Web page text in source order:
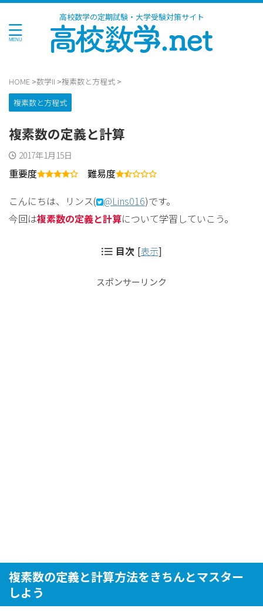
高校数学の定期試験・大学受験対策サイト
HOME >数学II >複素数と方程式 >
複素数と方程式
複素数の定義と計算
2017年1月15日
重要度
難易度
こんにちは、リンス( @Lins016)です。
今回は複素数の定義と計算について学習していこう。
目次 [表示]
スポンサーリンク
複素数の定義と計算方法をきちんとマスター
しよう